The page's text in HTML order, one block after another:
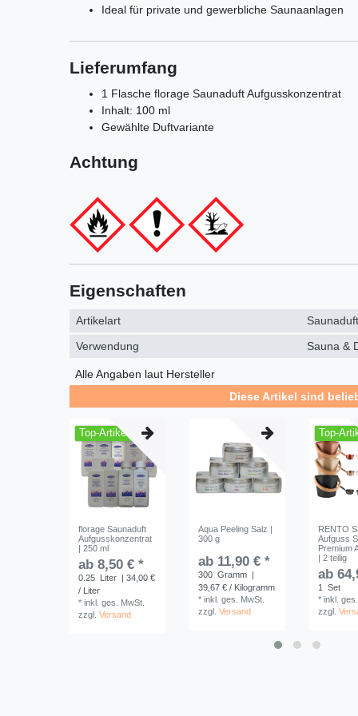
Ideal für private und gewerbliche Saunaanlagen
Lieferumfang
1 Flasche florage Saunaduft Aufgusskonzentrat
Inhalt: 100 ml
Gewählte Duftvariante
Achtung
Eigenschaften
Artikelart Saunaduft
Verwendung Sauna &
Alle Angaben laut Hersteller
Diese Artikel sind
Top-Artikel
florage Saunaduft
Aufgusskonzentrat
| 250 ml
ab 8,50 € *
0.25 Liter | 34,00 €
/ Liter
*inkl. ges. MwSt.
zzgl.Versand
Aqua Peeling Salz |
300 g
ab 11,90 € *
300 Gramm |
39,67 € / Kilogramm
*inkl. ges. MwSt.
zzgl.Versand
Top-
RENTO
Aufguss
Premium
| 2 teilig
ab
1
Set
*inkl.
zzgl.